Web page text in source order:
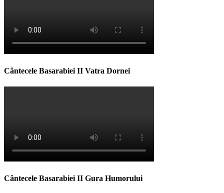
Cântecele Basarabiei II Vatra Dornei
Cântecele Basarabiei II Gura Humorului